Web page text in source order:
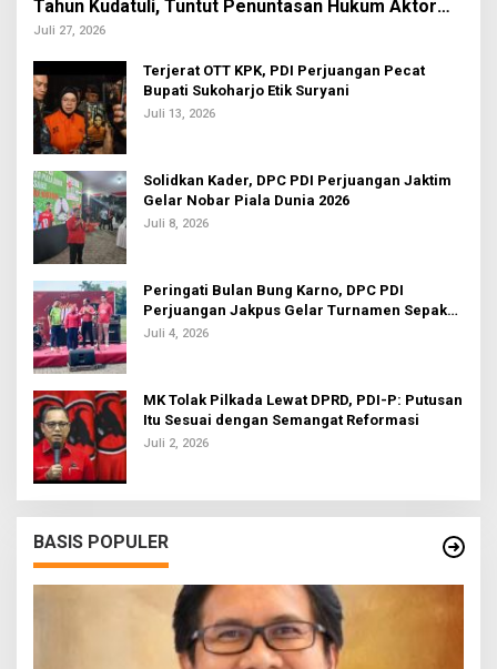
Tahun Kudatuli, Tuntut Penuntasan Hukum Aktor
Intelektual
Juli 27, 2026
Terjerat OTT KPK, PDI Perjuangan Pecat
Bupati Sukoharjo Etik Suryani
Juli 13, 2026
Solidkan Kader, DPC PDI Perjuangan Jaktim
Gelar Nobar Piala Dunia 2026
Juli 8, 2026
Peringati Bulan Bung Karno, DPC PDI
Perjuangan Jakpus Gelar Turnamen Sepak
Bola U-20
Juli 4, 2026
MK Tolak Pilkada Lewat DPRD, PDI-P: Putusan
Itu Sesuai dengan Semangat Reformasi
Juli 2, 2026
BASIS POPULER